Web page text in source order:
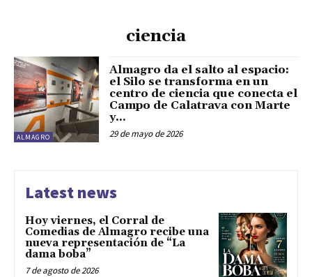
ciencia
ALMAGRO
Almagro da el salto al espacio:
el Silo se transforma en un
centro de ciencia que conecta el
Campo de Calatrava con Marte
y...
29 de mayo de 2026
Latest news
Hoy viernes, el Corral de
Comedias de Almagro recibe una
nueva representación de “La
dama boba”
7 de agosto de 2026